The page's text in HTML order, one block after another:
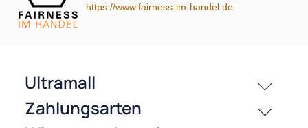
passende Produkte
History
https://www.fairness-im-handel.de